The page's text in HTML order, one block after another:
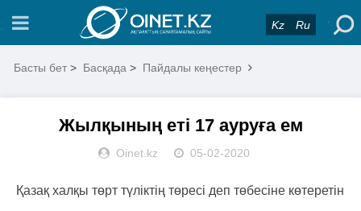
Kz Ru
Басты бет > Басқада > Пайдалы кеңестер
Жылқының еті 17 ауруға ем
Oinet.kz 05-02-2020
Қазақ халқы төрт түліктің төресі деп төбесіне көтеретін